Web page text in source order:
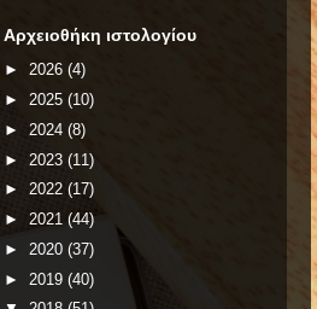
Αρχειοθήκη ιστολογίου
► 2026 (4)
► 2025 (10)
► 2024 (8)
► 2023 (11)
► 2022 (17)
► 2021 (44)
► 2020 (37)
► 2019 (40)